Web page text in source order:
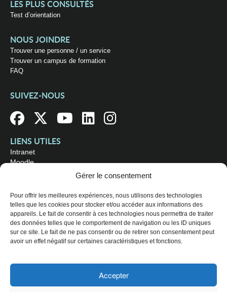
Gérer le consentement
Pour offrir les meilleures expériences, nous utilisons des technologies
telles que les cookies pour stocker et/ou accéder aux informations des
appareils. Le fait de consentir à ces technologies nous permettra de traiter
des données telles que le comportement de navigation ou les ID uniques
sur ce site. Le fait de ne pas consentir ou de retirer son consentement peut
avoir un effet négatif sur certaines caractéristiques et fonctions.
Accepter
LES PLUS CONSULTÉS
Test d’orientation
NOUS JOINDRE
Trouver une personne / un service
Trouver un campus de formation
FAQ
SUIVEZ-NOUS
LIENS UTILES
Intranet
Moodle
OÙ NOUS TROUVER
Campus principal
3800, rue Sherbrooke Est
Montréal (Québec) H1X 2A2
Consultez lesheures d'ouverture
© 2026 Collège de Maisonneuve. Tous droits réservés.